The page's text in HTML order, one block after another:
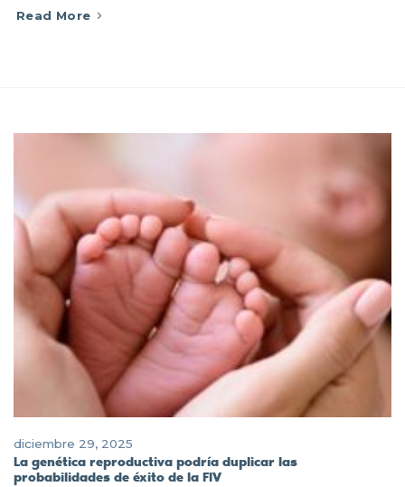
Read More
diciembre 29, 2025
La genética reproductiva podría duplicar las
probabilidades de éxito de la FIV